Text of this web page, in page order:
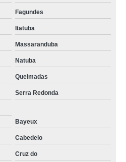
Fagundes
Itatuba
Massaranduba
Natuba
Queimadas
Serra Redonda
Bayeux
Cabedelo
Cruz do